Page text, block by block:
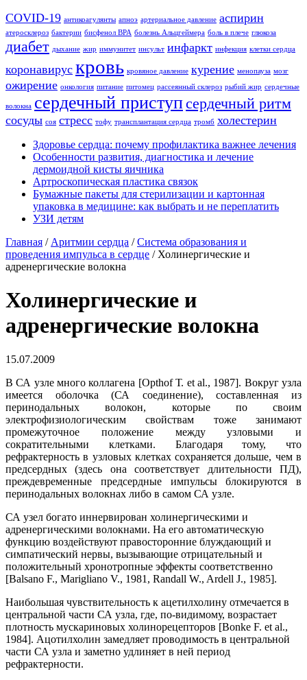
COVID-19 антикоагулянты апноэ артериальное давление аспирин
атеросклероз бактерии бисфенол BPA болезнь Альцгеймера боль в плече глюкоза
диабет дыхание жир иммунитет инсульт инфаркт инфекция клетки сердца
коронавирус кровь кровяное давление курение менопауза мозг
ожирение онкология питание питомец рассеянный склероз рыбий жир сердечные
волокна сердечный приступсердечный ритм
сосуды соя стресс тофу трансплантация сердца тромб холестерин
Здоровье сердца: почему профилактика важнее лечения
Особенности развития, диагностика и лечение
дермоидной кисты яичника
Артроскопическая пластика связок
Бумажные пакеты для стерилизации и картонная
упаковка в медицине: как выбрать и не переплатить
УЗИ детям
Главная / Аритмии сердца /Система образования и
проведения импульса в сердце / Холинергические и
адренергические волокна
Холинергические и
адренергические волокна
15.07.2009
В СА узле много коллагена [Орthof Т. et al., 1987]. Вокруг узла
имеется оболочка (СА соединение), составленная из
перинодальных волокон, которые по своим
электрофизиологическим свойствам тоже занимают
промежуточное положение между узловыми и
сократительными клетками. Благодаря тому, что
рефрактерность в узловых клетках сохраняется дольше, чем в
предсердных (здесь она соответствует длительности ПД),
преждевременные предсердные импульсы блокируются в
перинодальных волокнах либо в самом СА узле.
СА узел богато иннервирован холинергическими и
адренергическими волокнами. На его автоматическую
функцию воздействуют правосторонние блуждающий и
симпатический нервы, вызывающие отрицательный и
положительный хронотропные эффекты соответственно
[Balsano F., Marigliano V., 1981, Randall W., Ardell J., 1985].
Наибольшая чувствительность к ацетилхолину отмечается в
центральной части СА узла, где, по-видимому, возрастает
плотность мускариновых холинорецепторов [Bonke F. et al.,
1984]. Ацотилхолин замедляет проводимость в центральной
части СА узла и заметно удлиняет в ней период
рефрактерности.